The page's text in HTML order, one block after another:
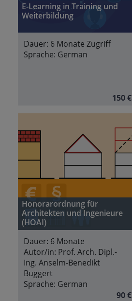
E-Learning in Training und
Weiterbildung
Dauer: 6 Monate Zugriff
Sprache: German
150 €
Honorarordnung für
Architekten und Ingenieure
(HOAI)
Dauer: 6 Monate
Autor/in: Prof. Arch. Dipl.-
Ing. Anselm-Benedikt
Buggert
Sprache: German
90 €